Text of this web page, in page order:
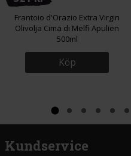
Frantoio d'Orazio Extra Virgin
Olivolja Cima di Melfi Apulien
500ml
Köp
Kundservice